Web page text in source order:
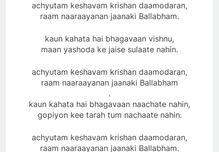
achyutam keshavam krishan daamodaran,
raam naaraayanan jaanaki Ballabham.
kaun kahata hai bhagavaan vishnu,
maan yashoda ke jaise sulaate nahin.
achyutam keshavam krishan daamodaran,
raam naaraayanan jaanaki Ballabham
.
kaun kahata hai bhagavaan naachate nahin,
gopiyon kee tarah tum nachaate nahin.
achyutam keshavam krishan daamodaran,
raam naaraayanan jaanaki Ballabham.